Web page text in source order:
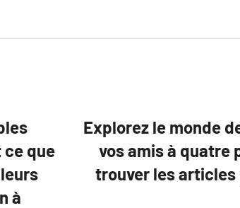
ce que
à
Explorez le monde
vos amis à quatre
trouver les